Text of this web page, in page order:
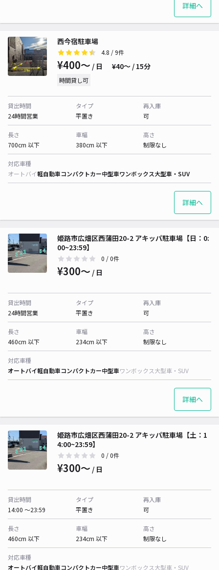
詳細へ
西今宿駐車場
4.8 / 9件
¥400〜 / 日 ¥40〜 / 15分
時間貸し可
貸出時間
24時間営業
タイプ
平置き
再入庫
可
長さ
700cm 以下
車幅
380cm 以下
高さ
制限なし
対応車種
オートバイ軽自動車コンパクトカー中型車ワンボックス大型車・SUV
詳細へ
姫路市広畑区西蒲田20-2 アキッパ駐車場【日：0:
00~23:59】
0 / 0件
¥300〜 / 日
貸出時間
24時間営業
タイプ
平置き
再入庫
可
長さ
460cm 以下
車幅
234cm 以下
高さ
制限なし
対応車種
オートバイ軽自動車コンパクトカー中型車ワンボックス大型車・SUV
詳細へ
姫路市広畑区西蒲田20-2 アキッパ駐車場【土：1
4:00~23:59】
0 / 0件
¥300〜 / 日
貸出時間
14:00 〜23:59
タイプ
平置き
再入庫
可
長さ
460cm 以下
車幅
234cm 以下
高さ
制限なし
対応車種
オートバイ軽自動車コンパクトカー中型車ワンボックス大型車・SUV